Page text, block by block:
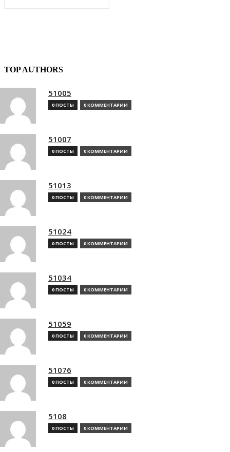
TOP AUTHORS
51005
0 ПОСТЫ 0 КОММЕНТАРИИ
51007
0 ПОСТЫ 0 КОММЕНТАРИИ
51013
0 ПОСТЫ 0 КОММЕНТАРИИ
51024
0 ПОСТЫ 0 КОММЕНТАРИИ
51034
0 ПОСТЫ 0 КОММЕНТАРИИ
51059
0 ПОСТЫ 0 КОММЕНТАРИИ
51076
0 ПОСТЫ 0 КОММЕНТАРИИ
5108
0 ПОСТЫ 0 КОММЕНТАРИИ